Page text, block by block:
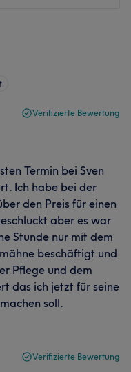
Verifizierte Bewertung
Termin bei Sven
Ich habe bei der
den Preis für einen
aber es war
Stunde nur mit dem
beschäftigt und
Pflege und dem
das ich jetzt für seine
soll.
Verifizierte Bewertung